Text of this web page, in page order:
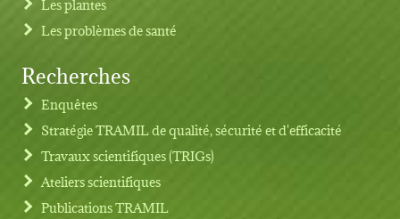
Footer menu
Les problèmes de santé
Recherches
Enquêtes
Stratégie TRAMIL de qualité, sécurité et d'efficacité
Travaux scientifiques (TRIGs)
Ateliers scientifiques
Publications TRAMIL